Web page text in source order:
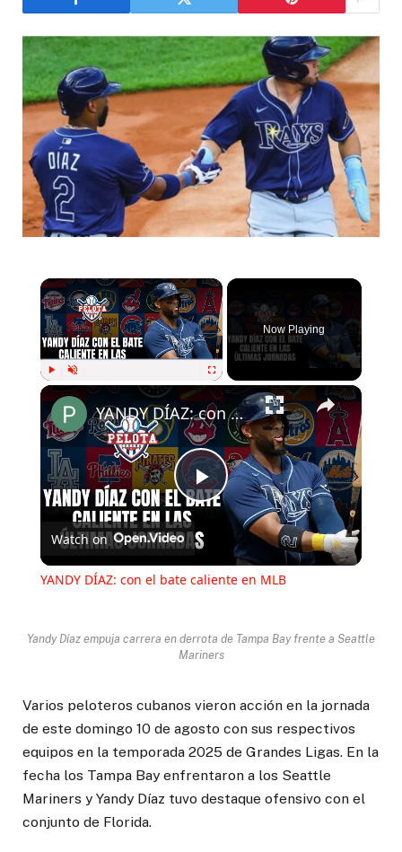
Play
Now Playing
Play
Video
YANDY DÍAZ: con el bate caliente en MLB
Watch on
YANDY DÍAZ: con el bate caliente en MLB
Yandy Díaz empuja carrera en derrota de Tampa Bay frente a Seattle
Mariners
Varios peloteros cubanos vieron acción en la jornada
de este domingo 10 de agosto con sus respectivos
equipos en la temporada 2025 de Grandes Ligas. En la
fecha los Tampa Bay enfrentaron a los Seattle
Mariners y Yandy Díaz tuvo destaque ofensivo con el
conjunto de Florida.